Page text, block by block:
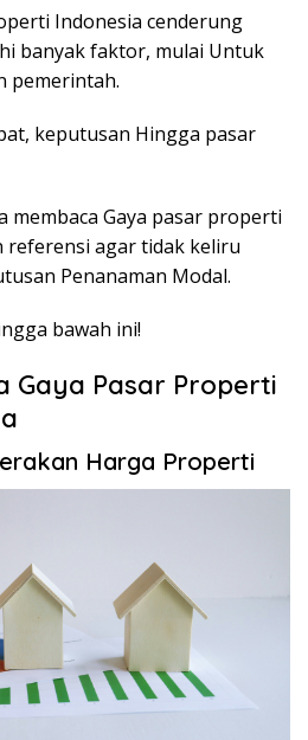
Indonesia cenderung
banyak faktor, mulai Untuk
pemerintah.
keputusan Hingga pasar
membaca Gaya pasar properti
referensi agar tidak keliru
Penanaman Modal.
bawah ini!
Gaya Pasar Properti
Harga Properti